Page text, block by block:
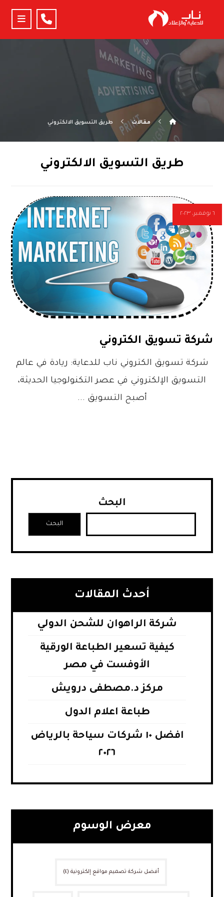
مقالات طريق التسويق الالكتروني
طريق التسويق الالكتروني
شركة تسويق الكتروني
٦ نوفمبر، ٢٠٢٣
شركة تسويق الكتروني ناب للدعاية: ريادة في عالم
التسويق الإلكتروني في عصر التكنولوجيا الحديثة،
أصبح التسويق ...
البحث
البحث
أحدث المقالات
شركة الراهوان للشحن الدولي
كيفية تسعير الطباعة الورقية
الأوفست في مصر
مركز د.مصطفى درويش
طباعة اعلام الدول
افضل ١٠ شركات سياحة بالرياض
٢٠٢٦
معرض الوسوم
أفضل شركة تصميم مواقع إلكترونية (٤)